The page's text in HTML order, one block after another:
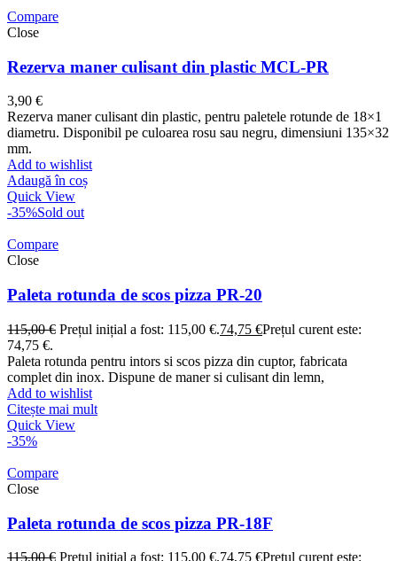
Compare
Close
Rezerva maner culisant din plastic MCL-PR
3,90 €
Rezerva maner culisant din plastic, pentru paletele rotunde de 18×1
diametru. Disponibil pe culoarea rosu sau negru, dimensiuni 135×32
mm.
Add to wishlist
Adaugă în coș
Quick View
-35%Sold out
Compare
Close
Paleta rotunda de scos pizza PR-20
115,00€ Prețul inițial a fost: 115,00 €.74,75 €Prețul curent este:
74,75 €.
Paleta rotunda pentru intors si scos pizza din cuptor, fabricata
complet din inox. Dispune de maner si culisant din lemn,
Add to wishlist
Citește mai mult
Quick View
-35%
Compare
Close
Paleta rotunda de scos pizza PR-18F
115,00€ Prețul inițial a fost: 115,00 €.74,75 €Prețul curent este: